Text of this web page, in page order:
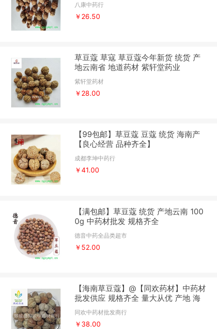
八康中药行
￥26.50
草豆蔻 草寇 草豆蔻今年新货 统货 产
地云南省 地道药材 紫轩堂药业
紫轩堂药材
￥28.00
【99包邮】草豆蔻 豆蔻 统货 海南产
【良心经营 品种齐全】
成都李坤中药行
￥41.00
【满包邮】草豆蔻 统货 产地云南 100
0g 中药材批发 规格齐全
德音中药全品类超市
￥52.00
【海南草豆蔻】@【同欢药材】中药材
批发供应 规格齐全 量大从优 产地 海
南省
同欢中药材批发商行
￥38.00